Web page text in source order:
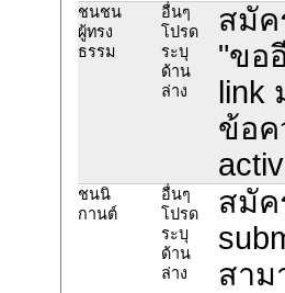
ชนชน
ผู้ทรง
ธรรม
อื่นๆ
โปรด
ระบุ
ด้าน
ล่าง
สมัค
"ขอ
link
ข้อค
ชนนิ
กานต์
อื่นๆ
โปรด
ระบุ
ด้าน
ล่าง
สมัค
สาม